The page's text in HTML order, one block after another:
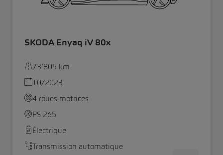
SKODA Enyaq iV 80x
73’805 km
10/2023
4 roues motrices
PS 265
Électrique
Transmission automatique